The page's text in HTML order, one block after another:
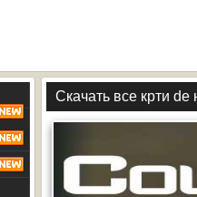
Скачать все крти de